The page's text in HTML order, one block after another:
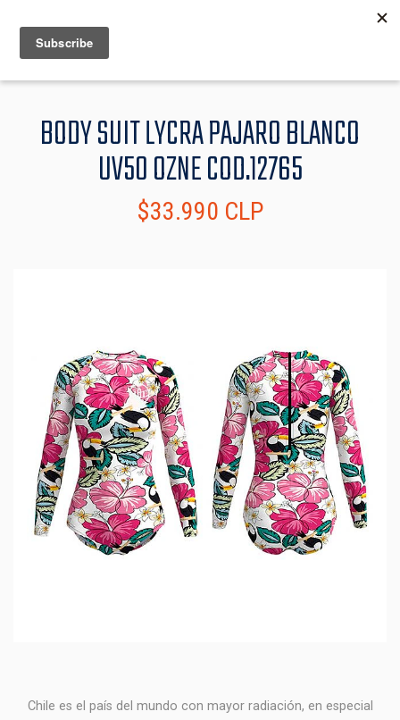
MENU
BODY SUIT LYCRA PAJARO BLANCO
UV50 OZNE COD.12765
$33.990 CLP
Chile es el país del mundo con mayor radiación, en especial